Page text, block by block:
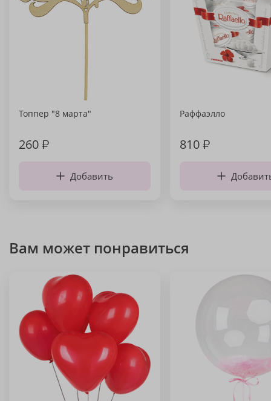
Топпер "8 марта"
260₽
Добавить
Раффаэлло
810₽
Вам может понравиться